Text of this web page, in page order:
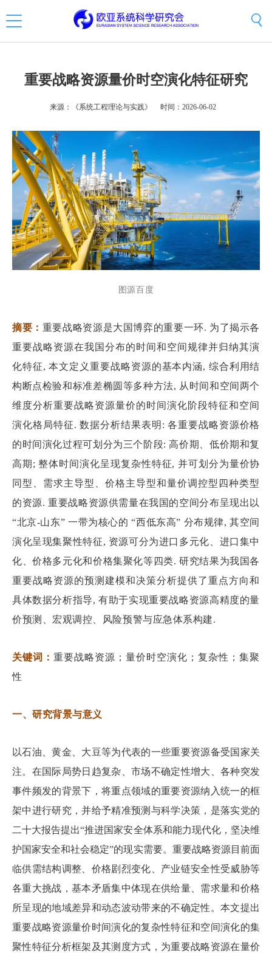
重要战略资源量价时空演化特征研究
来源：《系统工程理论与实践》 时间：2026-06-02
图源百度
摘要： 重要战略资源是大国博弈的重要一环. 为了揭示各
重要战略资源在我国分布的时间和空间规律并归纳其演
化特征, 本文定义重要战略资源的基本内涵, 综合利用结
构断点检验和标准差椭圆等多种方法, 从时间和空间两个
维度分析重要战略资源量价的时间演化阶段特征和空间
演化格局特征. 数据分析结果表明: 各重要战略资源价格
的时间演化过程可划分为三个阶段: 高价期、低价期和复
高期; 整体时间演化呈现复杂性特征, 并可划分为量价协
同型、需求主导型、价格主导型和量价调控型四种类型
的资源. 重要战略资源供需量在我国的空间分布呈现出以
“北京-山东” 一带为核心的 “西低东高” 分布规律, 其空间
演化呈现集聚性特征, 资源可分为进口多元化、进口集中
化、价格多元化和价格集聚化等四类. 研究结果为我国各
重要战略资源的预测建模和决策分析提供了重点方向和
具体数据分析指导, 有助于实现重要战略资源高精度的量
价预测、宏观调控、风险预警与应急体系构建.
关键词：重要战略资源；量价时空演化；复杂性；集聚
性
一、研究背景与意义
以石油、黄金、大豆等为代表的一些重要资源备受国家关
注。在国际局势日趋复杂、市场不确定性增大、各种突发
事件频发的背景下，将重点领域的重要资源纳入统一的框
架中进行研究，并给予精准预测与科学决策，是落实党的
二十大报告提出“推进国家安全体系和能力现代化，坚决维
护国家安全和社会稳定”的现实需要。重要战略资源目前面
临供需结构调整、价格剧烈变化、产业链安全性受威胁等
各重大挑战，基本矛盾集中体现在供给量、需求量和价格
所呈现的地域差异和动态波动带来的不确定性。本文提出
重要战略资源量价时间演化的复杂性特征和空间演化的集
聚性特征分析框架及其测度方式，为重要战略资源在量价